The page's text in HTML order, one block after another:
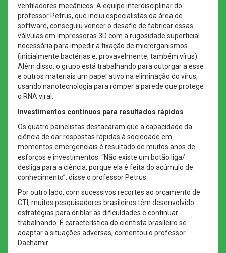
ventiladores mecânicos. A equipe interdisciplinar do
professor Petrus, que inclui especialistas da área de
software, conseguiu vencer o desafio de fabricar essas
válvulas em impressoras 3D com a rugosidade superficial
necessária para impedir a fixação de microrganismos
(inicialmente bactérias e, provavelmente, também vírus).
Além disso, o grupo está trabalhando para outorgar a esse
e outros materiais um papel ativo na eliminação do vírus,
usando nanotecnologia para romper a parede que protege
o RNA viral.
Investimentos contínuos para resultados rápidos
Os quatro painelistas destacaram que a capacidade da
ciência de dar respostas rápidas à sociedade em
momentos emergenciais é resultado de muitos anos de
esforços e investimentos. “Não existe um botão liga/
desliga para a ciência, porque ela é feita do acúmulo de
conhecimento”, disse o professor Petrus.
Por outro lado, com sucessivos recortes ao orçamento de
CTI, muitos pesquisadores brasileiros têm desenvolvido
estratégias para driblar as dificuldades e continuar
trabalhando. É característica do cientista brasileiro se
adaptar a situações adversas, comentou o professor
Dachamir.